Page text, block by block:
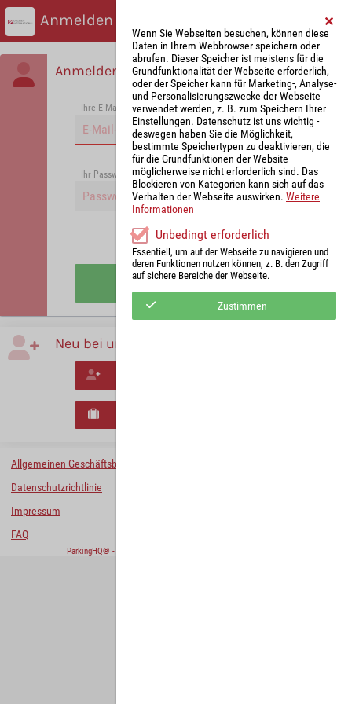
Anmelden
Anmelden
Ihre E-Mail-Adresse *
Passwort vergessen?
Ihr Passwort *
Angemeldet bleiben
Anmelden
Neu bei uns?
Allgemeinen Geschäftsbedingungen
Datenschutzrichtlinie
Impressum
FAQ
ParkingHQ® - eine Lösung von
Wenn Sie Webseiten besuchen, können diese
Daten in Ihrem Webbrowser speichern oder
abrufen. Dieser Speicher ist meistens für die
Grundfunktionalität der Webseite erforderlich,
oder der Speicher kann für Marketing-, Analyse-
und Personalisierungszwecke der Webseite
verwendet werden, z. B. zum Speichern Ihrer
Einstellungen. Datenschutz ist uns wichtig -
deswegen haben Sie die Möglichkeit,
bestimmte Speichertypen zu deaktivieren, die
für die Grundfunktionen der Website
möglicherweise nicht erforderlich sind. Das
Blockieren von Kategorien kann sich auf das
Verhalten der Webseite auswirken. Weitere
Informationen
Unbedingt erforderlich
Essentiell, um auf der Webseite zu navigieren und
deren Funktionen nutzen können, z. B. den Zugriff
auf sichere Bereiche der Webseite.
Zustimmen